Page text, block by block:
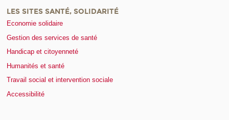
LES SITES SANTÉ, SOLIDARITÉ
Economie solidaire
Gestion des services de santé
Handicap et citoyenneté
Humanités et santé
Travail social et intervention sociale
Accessibilité